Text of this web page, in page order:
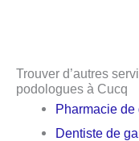
Trouver d’autres
podologues à Cucq
Pharmacie de
Dentiste de